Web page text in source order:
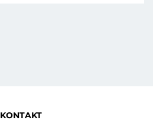
KONTAKT